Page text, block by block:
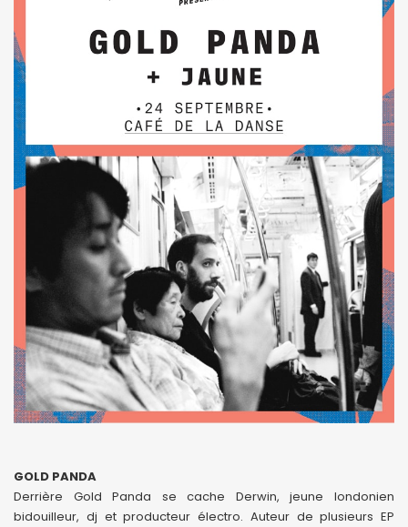
GOLD PANDA
Derrière Gold Panda se cache Derwin, jeune londonien
bidouilleur, dj et producteur électro. Auteur de plusieurs EP